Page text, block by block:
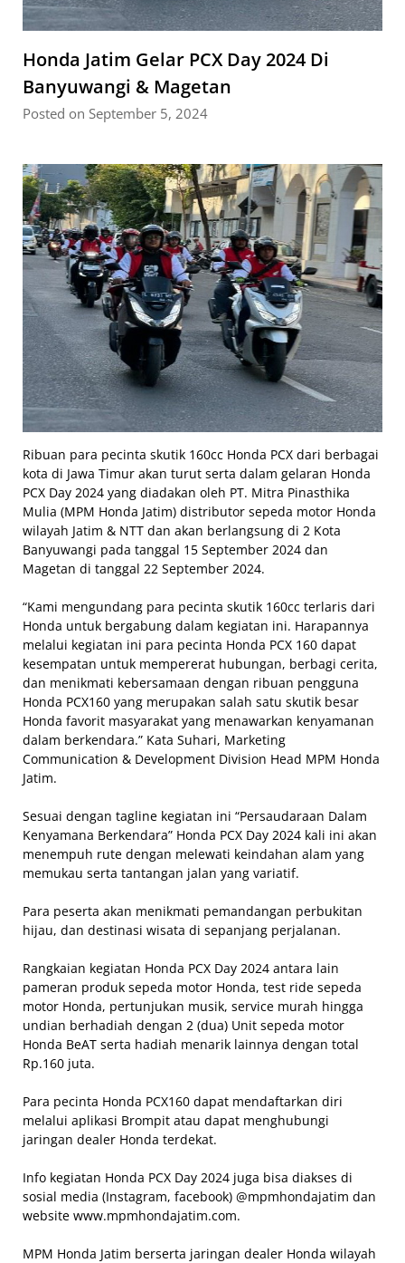
Honda Jatim Gelar PCX Day 2024 Di
Banyuwangi & Magetan
Posted on September 5, 2024
Ribuan para pecinta skutik 160cc Honda PCX dari berbagai
kota di Jawa Timur akan turut serta dalam gelaran Honda
PCX Day 2024 yang diadakan oleh PT. Mitra Pinasthika
Mulia (MPM Honda Jatim) distributor sepeda motor Honda
wilayah Jatim & NTT dan akan berlangsung di 2 Kota
Banyuwangi pada tanggal 15 September 2024 dan
Magetan di tanggal 22 September 2024.
“Kami mengundang para pecinta skutik 160cc terlaris dari
Honda untuk bergabung dalam kegiatan ini. Harapannya
melalui kegiatan ini para pecinta Honda PCX 160 dapat
kesempatan untuk mempererat hubungan, berbagi cerita,
dan menikmati kebersamaan dengan ribuan pengguna
Honda PCX160 yang merupakan salah satu skutik besar
Honda favorit masyarakat yang menawarkan kenyamanan
dalam berkendara.” Kata Suhari, Marketing
Communication & Development Division Head MPM Honda
Jatim.
Sesuai dengan tagline kegiatan ini “Persaudaraan Dalam
Kenyamana Berkendara” Honda PCX Day 2024 kali ini akan
menempuh rute dengan melewati keindahan alam yang
memukau serta tantangan jalan yang variatif.
Para peserta akan menikmati pemandangan perbukitan
hijau, dan destinasi wisata di sepanjang perjalanan.
Rangkaian kegiatan Honda PCX Day 2024 antara lain
pameran produk sepeda motor Honda, test ride sepeda
motor Honda, pertunjukan musik, service murah hingga
undian berhadiah dengan 2 (dua) Unit sepeda motor
Honda BeAT serta hadiah menarik lainnya dengan total
Rp.160 juta.
Para pecinta Honda PCX160 dapat mendaftarkan diri
melalui aplikasi Brompit atau dapat menghubungi
jaringan dealer Honda terdekat.
Info kegiatan Honda PCX Day 2024 juga bisa diakses di
sosial media (Instagram, facebook) @mpmhondajatim dan
website www.mpmhondajatim.com.
MPM Honda Jatim berserta jaringan dealer Honda wilayah